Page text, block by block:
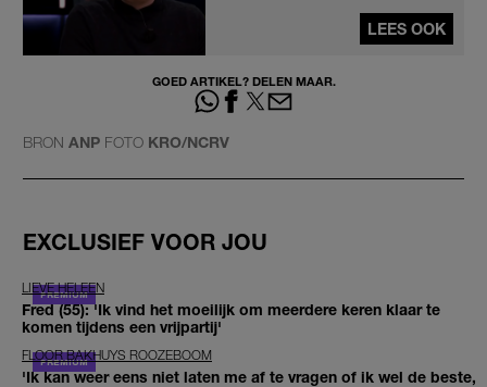
LEES OOK
GOED ARTIKEL? DELEN MAAR.
BRON ANP FOTO KRO/NCRV
EXCLUSIEF VOOR JOU
LIEVE HELEEN
Fred (55): 'Ik vind het moeilijk om meerdere keren klaar te
komen tijdens een vrijpartij'
FLOOR BAKHUYS ROOZEBOOM
'Ik kan weer eens niet laten me af te vragen of ik wel de beste,